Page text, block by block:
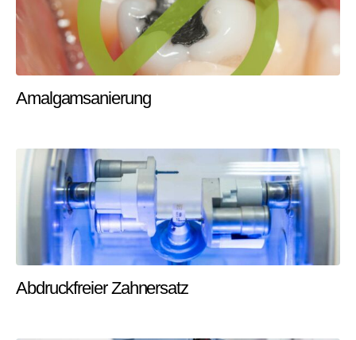
Amalgamsanierung
Abdruckfreier Zahnersatz